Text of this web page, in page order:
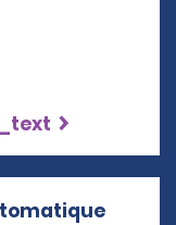
Opens